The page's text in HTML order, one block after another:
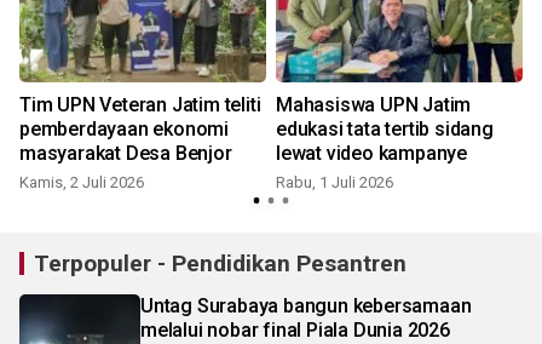
Tim UPN Veteran Jatim teliti
pemberdayaan ekonomi
masyarakat Desa Benjor
Kamis, 2 Juli 2026
Mahasiswa UPN Jatim
edukasi tata tertib sidang
lewat video kampanye
Rabu, 1 Juli 2026
Terpopuler - Pendidikan Pesantren
Untag Surabaya bangun kebersamaan
melalui nobar final Piala Dunia 2026